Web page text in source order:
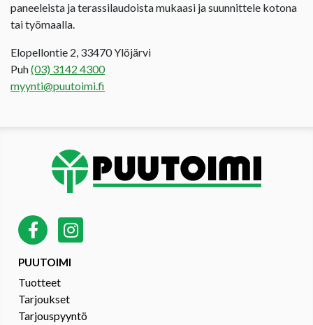
paneeleista ja terassilaudoista mukaasi ja suunnittele kotona
tai työmaalla.
Elopellontie 2, 33470 Ylöjärvi
Puh(03) 3142 4300
myynti@puutoimi.fi
PUUTOIMI
Tuotteet
Tarjoukset
Tarjouspyyntö